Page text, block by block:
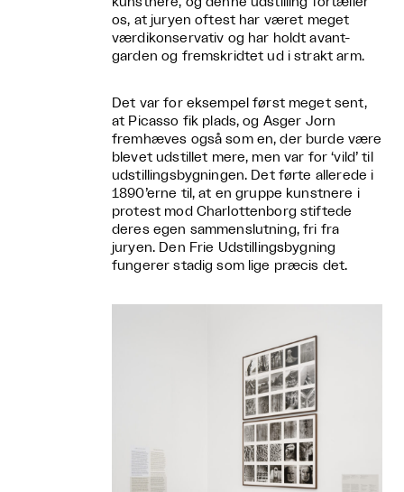
os, at juryen oftest har været meget
værdikonservativ og har holdt avant-
garden og fremskridtet ud i strakt arm.
Det var for eksempel først meget sent,
at Picasso fik plads, og Asger Jorn
fremhæves også som en, der burde være
blevet udstillet mere, men var for ‘vild’ til
udstillingsbygningen. Det førte allerede i
1890’erne til, at en gruppe kunstnere i
protest mod Charlottenborg stiftede
deres egen sammenslutning, fri fra
juryen. Den Frie Udstillingsbygning
fungerer stadig som lige præcis det.